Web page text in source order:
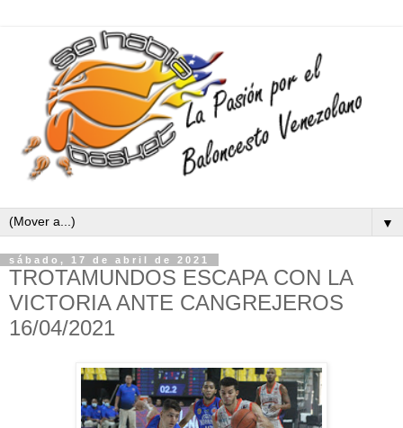
▼
sábado, 17 de abril de 2021
TROTAMUNDOS ESCAPA CON LA
VICTORIA ANTE CANGREJEROS
16/04/2021